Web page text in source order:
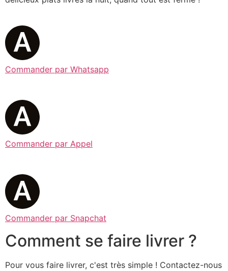
Commander par Whatsapp
Commander par Appel
Commander par Snapchat
Comment se faire livrer ?
Pour vous faire livrer, c'est très simple ! Contactez-nous